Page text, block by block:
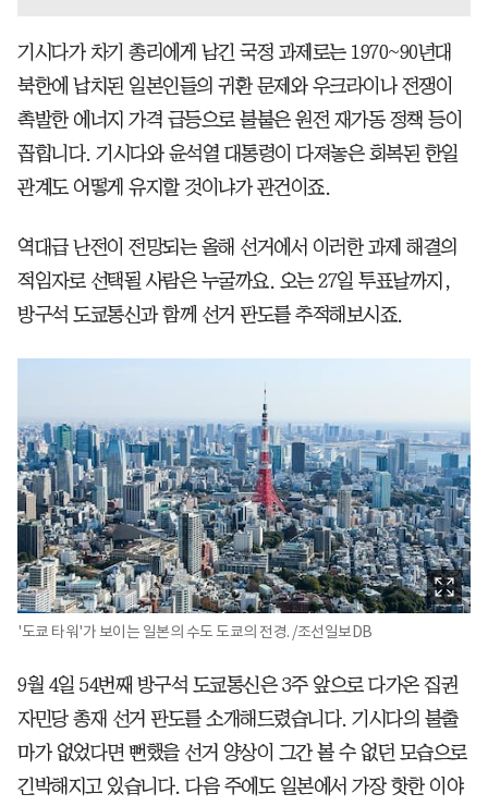
기시다가 차기 총리에게 남긴 국정 과제로는 1970~90년대
북한에 납치된 일본인들의 귀환 문제와 우크라이나 전쟁이
촉발한 에너지 가격 급등으로 불붙은 원전 재가동 정책 등이
꼽힙니다. 기시다와 윤석열 대통령이 다져놓은 회복된 한일
관계도 어떻게 유지할 것이냐가 관건이죠.
역대급 난전이 전망되는 올해 선거에서 이러한 과제 해결의
적임자로 선택될 사람은 누굴까요. 오는 27일 투표날까지,
방구석 도쿄통신과 함께 선거 판도를 추적해보시죠.
'도쿄 타워'가 보이는 일본의 수도 도쿄의 전경. /조선일보DB
9월 4일 54번째 방구석 도쿄통신은 3주 앞으로 다가온 집권
자민당 총재 선거 판도를 소개해드렸습니다. 기시다의 불출
마가 없었다면 뻔했을 선거 양상이 그간 볼 수 없던 모습으로
긴박해지고 있습니다. 다음 주에도 일본에서 가장 핫한 이야